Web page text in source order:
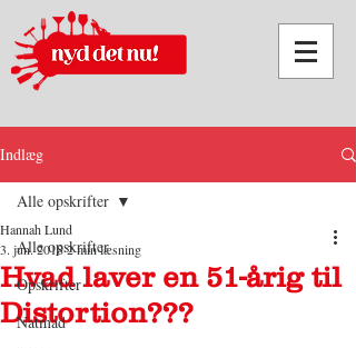
Indlæg
Alle opskrifter
Opskrifter
Natmad
Alle opskrifter
Hvad laver en 51-årig til
Distortion???
Hannah Lund
3. jun. 20182 min læsning